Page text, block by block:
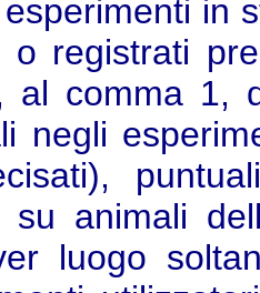
in
o registrati
al comma 1,
negli
su animali
luogo